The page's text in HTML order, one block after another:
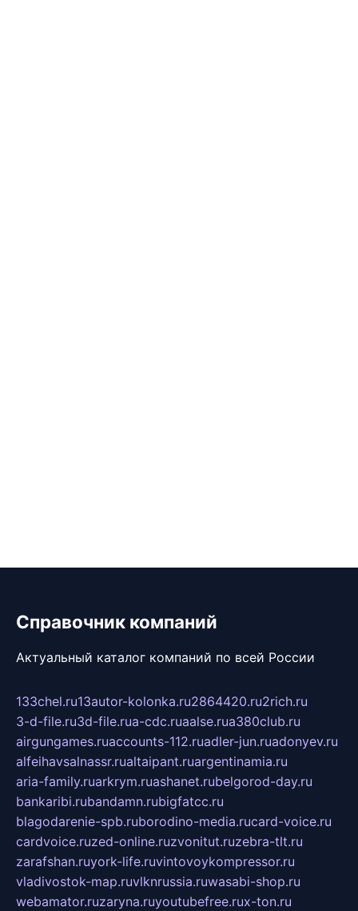
Справочник компаний
Актуальный каталог компаний по всей России
133chel.ru13autor-kolonka.ru2864420.ru2rich.ru
3-d-file.ru3d-file.rua-cdc.ruaalse.rua380club.ru
airgungames.ruaccounts-112.ruadler-jun.ruadonyev.ru
alfeihavsalnassr.rualtaipant.ruargentinamia.ru
aria-family.ruarkrym.ruashanet.rubelgorod-day.ru
bankaribi.rubandamn.rubigfatcc.ru
blagodarenie-spb.ruborodino-media.rucard-voice.ru
cardvoice.ruzed-online.ruzvonitut.ruzebra-tlt.ru
zarafshan.ruyork-life.ruvintovoykompressor.ru
vladivostok-map.ruvlknrussia.ruwasabi-shop.ru
webamator.ruzaryna.ruyoutubefree.rux-ton.ru